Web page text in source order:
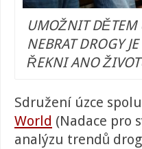
UMOŽNIT
NEBRAT DROGY
ŘEKNI ANO
Sdružení úzce
World (Nadace pro
analýzu trendů